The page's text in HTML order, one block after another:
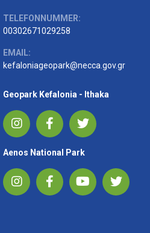
TELEFONNUMMER:
00302671029258
EMAIL:
kefaloniageopark@necca.gov.gr
Geopark Kefalonia - Ithaka
Aenos National Park